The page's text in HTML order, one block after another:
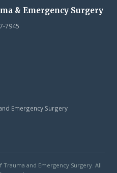
& Emergency Surgery
7945
Emergency Surgery
and Emergency Surgery. All